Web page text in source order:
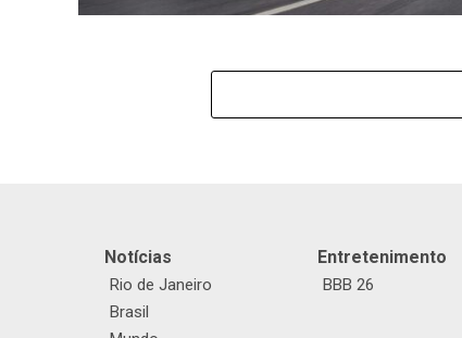
Notícias
Rio de Janeiro
Brasil
Entretenimento
BBB 26